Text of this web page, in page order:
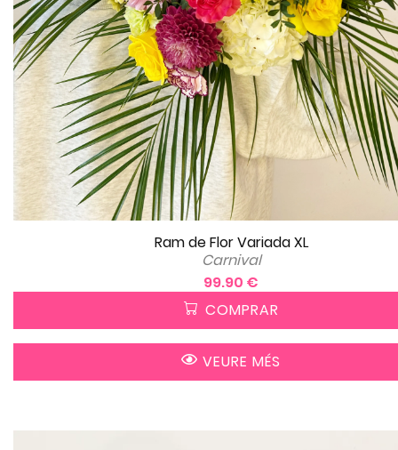
Ram de Flor Variada XL
Carnival
99.90 €
COMPRAR
VEURE MÉS